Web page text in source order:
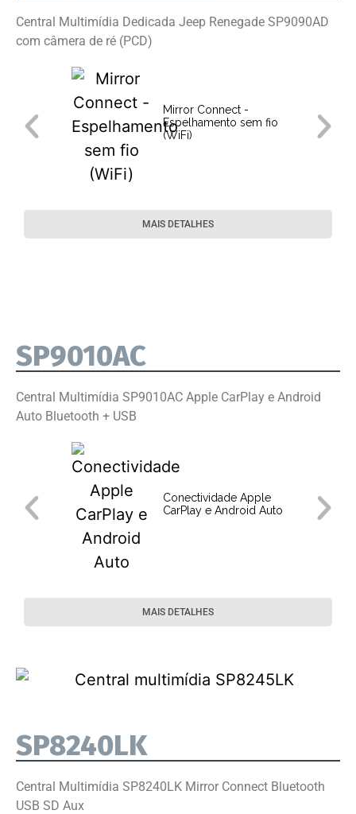
Central Multimídia Dedicada Jeep Renegade SP9090AD
com câmera de ré (PCD)
Mirror Connect -
Espelhamento sem fio
(WiFi)
MAIS DETALHES
SP9010AC
Central Multimídia SP9010AC Apple CarPlay e Android
Auto Bluetooth + USB
Conectividade Apple
CarPlay e Android Auto
MAIS DETALHES
SP8240LK
Central Multimídia SP8240LK Mirror Connect Bluetooth
USB SD Aux